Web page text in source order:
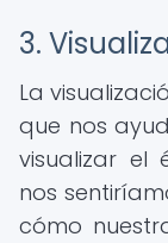
3.
La
que nos
visualizar el
nos
cómo